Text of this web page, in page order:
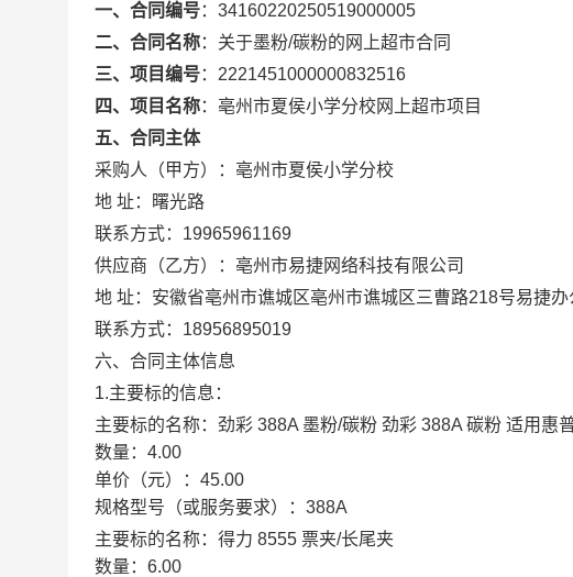
一、合同编号： 34160220250519000005
二、合同名称： 关于墨粉/碳粉的网上超市合同
三、项目编号： 2221451000000832516
四、项目名称： 亳州市夏侯小学分校网上超市项目
五、合同主体
采购人（甲方）： 亳州市夏侯小学分校
地 址：
曙光路
联系方式： 19965961169
供应商（乙方）： 亳州市易捷网络科技有限公司
地 址： 安徽省亳州市谯城区亳州市谯城区三曹路218号易捷办
联系方式： 18956895019
六、合同主体信息
1.主要标的信息：
主要标的名称： 劲彩 388A 墨粉/碳粉 劲彩 388A 碳粉 适用惠
数量： 4.00
单价（元）： 45.00
规格型号（或服务要求）： 388A
主要标的名称： 得力 8555 票夹/长尾夹
数量： 6.00